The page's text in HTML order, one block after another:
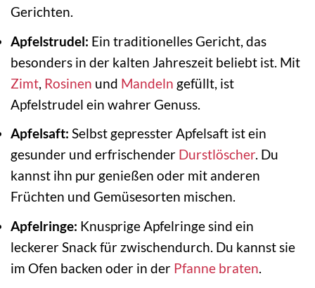
Gerichten.
Apfelstrudel: Ein traditionelles Gericht, das
besonders in der kalten Jahreszeit beliebt ist. Mit
Zimt Rosinen und Mandeln gefüllt, ist
Apfelstrudel ein wahrer Genuss.
Apfelsaft: Selbst gepresster Apfelsaft ist ein
gesunder und erfrischender Durstlöscher. Du
kannst ihn pur genießen oder mit anderen
Früchten und Gemüsesorten mischen.
Apfelringe: Knusprige Apfelringe sind ein
leckerer Snack für zwischendurch. Du kannst sie
im Ofen backen oder in der Pfanne braten